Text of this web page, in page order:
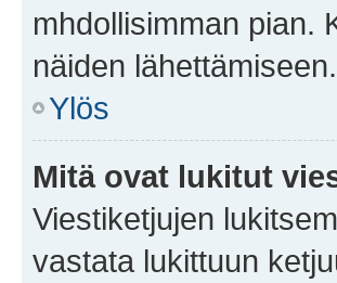
mhdollisimman pian.
näiden lähettämiseen.
Ylös
Mitä ovat lukitut
Viestiketjujen
vastata lukittuun